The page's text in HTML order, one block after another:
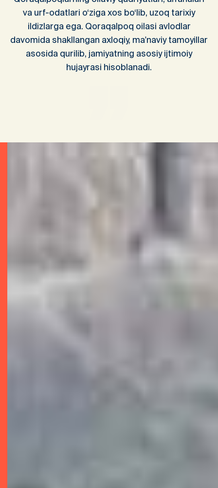
va urf-odatlari o‘ziga xos bo‘lib, uzoq tarixiy
ildizlarga ega. Qoraqalpoq oilasi avlodlar
davomida shakllangan axloqiy, ma'naviy tamoyillar
asosida qurilib, jamiyatning asosiy ijtimoiy
hujayrasi hisoblanadi.